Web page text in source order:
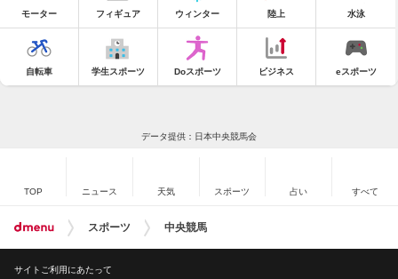
モーター フィギュア ウィンター 陸上 水泳
自転車 学生スポーツ Doスポーツ ビジネス eスポーツ
データ提供：日本中央競馬会
TOP ニュース 天気 スポーツ 占い すべて
スポーツ 中央競馬
サイトご利用にあたって